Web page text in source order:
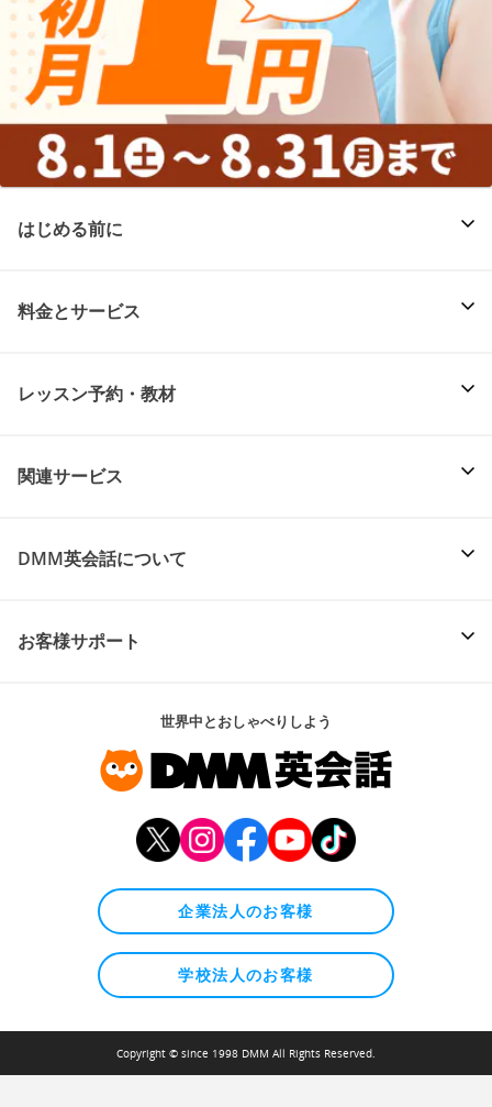
はじめる前に
料金とサービス
レッスン予約・教材
関連サービス
DMM英会話について
お客様サポート
世界中とおしゃべりしよう
企業法人のお客様
学校法人のお客様
Copyright © since 1998 DMM All Rights Reserved.